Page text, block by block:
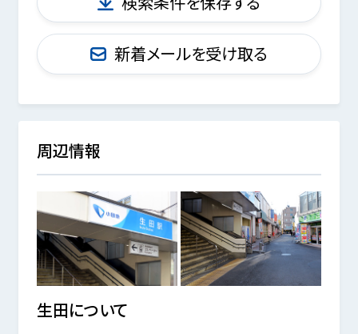
新着メールを受け取る
周辺情報
生田について